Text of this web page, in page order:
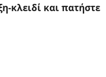
κλειδί και πατήστε